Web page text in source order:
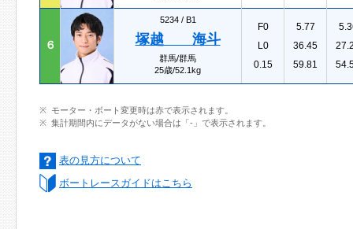
６
5234 / B1
塚越 海斗
群馬/群馬
25歳/52.1kg
F0
L0
0.15
5.77
36.45
59.81
モーター・ボート変更時は赤で表示されます。
集計期間内にデータがない場合は「-」で表示されます。
表の見方について
ボートレースガイドはこちら